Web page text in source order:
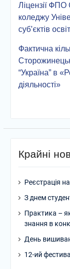
Ліцензії
коледжу
суб’єктів
Фактична
“Україна” в
діяльності»
Крайні
Реєстрація
З днем
Практика –
знання в
День
12-ий